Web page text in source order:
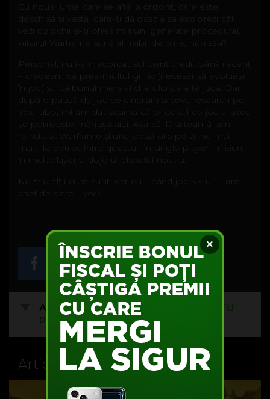
×
Cu noua lume care se află la orizont, care este
deschisă și vastă, care-ți dă ocazia să explorezi cât
vezi cu ochii și-ți oferă misiuni generate procedural,
viitorul Warframe sună al naibii de bine, nu-i așa?
Personal, nu i-am acordat suficient credit până recent
– credeam că prea-multul
grind (necesar să evoluezi
în joc) strică bunul mers al chefului de a te juca. Dar
după o pauză de joc de cinci ani și ceva research pe
YouTube, mi-am dat seama că orice stil de joc ai avea
se potrivește mănușă aici. Așa că, fără teamă, am
reinstalat Warframe și una-două ore pe zi, nu mai
mult, le petrec între questuri în single-player, misiuni
în multiplayer și dojo-ul clanului nostru.
Nu știu alții cum sunt, dar eu – când joc SF-uri – am
chef de bere… Voi?
Acest articol nu are comentarii.
FII TU
PRIMUL
Articole recomandate